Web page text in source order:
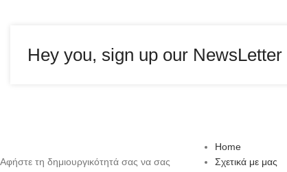
Hey you, sign up our NewsLetter
Αφήστε τη δημιουργικότητά σας να σας
Home
Σχετικά με μας